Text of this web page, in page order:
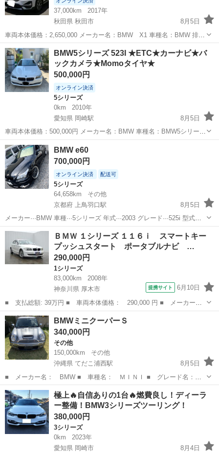
37,000km
2017年
秋田県 秋田市
8月5日
車両本体価格：2,650,000 メーカー名：BMW X1 車種名：BMW 排気
量：2000㏄ 年式：H29 走行距離：37000㌔ 色名：白 駆動方式：4DW
※自社分割...
秋田 秋田市
BMW5シリーズ 523I ★ETC★カーナビ★バ
ックカメラ★Momoタイヤ★
500,000円
オンライン決済
5シリーズ
0km
2010年
愛知県 岡崎駅
8月5日
車両本体価格：500,000円 メーカー名：BMW 車種名：BMW5シリーズ
535i 初度登録年/月 平成22/12 型式 : DBA- FP25 車台番号 :
WBAFP32040C545652 車検証:なし 排気...
愛知 岡崎市
BMW e60
700,000円
オンライン決済 配送可
5シリーズ
64,658km
その他
京都府 上鳥羽口駅
8月5日
メーカー···BMW 車種···5シリーズ 年式···2003 グレード···525i 型式
···NA25 走行距離···64658km 修復歴···修復歴なし 車検有効期限 年
···2027 月···9 ボディタイプ...
京都 京都市 5シリーズ
ＢＭＷ １シリーズ １１６ｉ スマートキー
プッシュスタート ポータブルナビ …
290,000円
1シリーズ
83,000km
2008年
神奈川県 厚木市
提携サイト 6月10日
■ 支払総額: 39万円 ■ 車両本体価格： 290,000 円 ■ メーカー
名： ＢＭＷ ■ 車種名： １シリーズ ■ グレード名： １１６
ｉ スマートキー プッシュスタート ポータブルナビ バックカメ
ラ 純正ＣＤオーデ...
神奈川 厚木市 1シリーズ
BMWミニクーパーＳ
340,000円
その他
150,000km
その他
沖縄県 てだこ浦西駅
8月5日
■ メーカー名： BMW ■ 車種名： ＭＩＮＩ ■ グレード名：
クーパーS（2名乗り） ■ 排気量： 1600cc ■ ドア枚数： 3D ■
修復歴有無： あり ■ 年式（年）： 2002 ■ 走行距離：
150000k...
沖縄 うるま市 てだこ浦西駅 その他 ミニクーパー
極上🔥自信ありの1台🔥燃費良し！ディーラ
ー整備！BMW3シリーズツーリング！
380,000円
3シリーズ
0km
2023年
愛知県 岡崎市
8月4日